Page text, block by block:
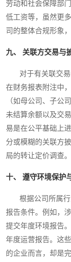
劳动和社会保障部
低工资等，虽然更
司的整体合规形象
九、 关联方交易与
对于有关联交易
在财务报表附注中
（如母公司、子公
未结算余额以及交
易是在公平基础上
分或模糊的关联方
局的转让定价调查。
十、 遵守环境保护
根据公司所属行
报告条件。例如，
提交年度环境报告
年度运营报告。这
的企业而言，却是